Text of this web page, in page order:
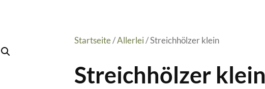
Startseite/Allerlei/ Streichhölzer klein
Streichhölzer klein